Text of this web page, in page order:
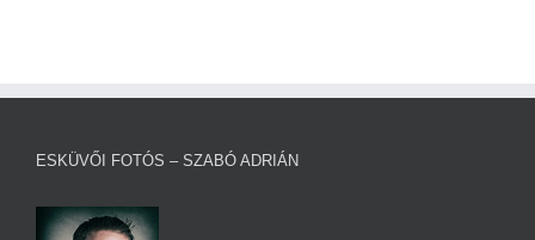
ESKÜVŐI FOTÓS – SZABÓ ADRIÁN